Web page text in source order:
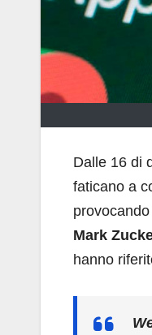
Dalle 16 di
faticano a
Mark
hanno